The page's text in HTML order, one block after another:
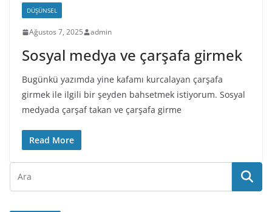
DÜŞÜNSEL
Ağustos 7, 2025 admin
Sosyal medya ve çarşafa girmek
Bugünkü yazımda yine kafamı kurcalayan çarşafa
girmek ile ilgili bir şeyden bahsetmek istiyorum. Sosyal
medyada çarşaf takan ve çarşafa girme
Read More